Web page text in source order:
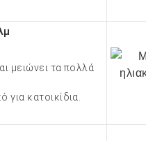
μειώνει τα πολλά
κατοικίδια.